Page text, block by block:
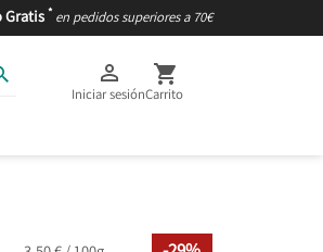
Gratis * en pedidos superiores a 70€

Iniciar sesión

Carrito